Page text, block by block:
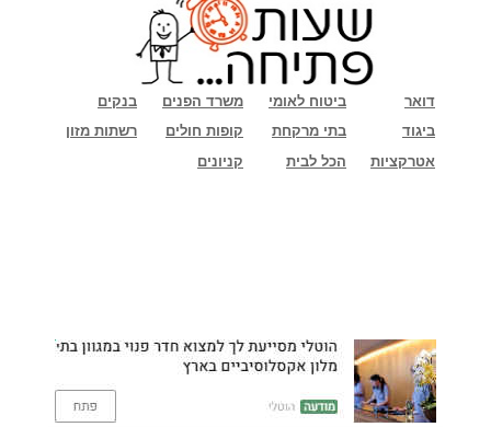
בנקים משרד הפנים ביטוח לאומי
דואר
רשתות מזון
קופות חולים בתי מרקחת
ביגוד
קניונים
הכל לבית אטרקציות